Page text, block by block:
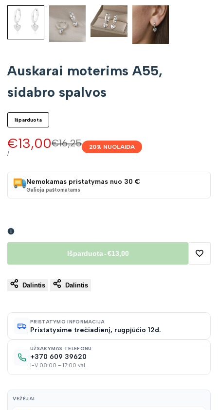
Auskarai moterims A55,
sidabro spalvos
Išparduota
Įprasta
€16,25
Pardavimo
kaina
€13,00
VIENETO
/
20% NUOLAIDA
Nemokamas pristatymas nuo 30 €
Galioja paštomatams
Išparduota-€13,00
Dalintis Dalintis
PRISTATYMO INFORMACIJA
Pristatysime trečiadienį, rugpjūčio 12d.
UŽSAKYMAS TELEFONU
+370 609 39620
I-V 08:00 – 17:00 val.
VEŽĖJAI